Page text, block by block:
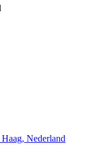
Nederland